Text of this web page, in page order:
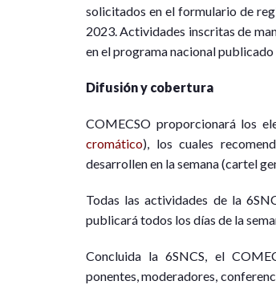
solicitados en el formulario de
2023. Actividades inscritas de
en el programa nacional
Difusión y cobertura
COMECSO proporcionará los
cromático), los cuales
desarrollen en la semana (cartel
Todas las actividades de la
publicará todos los días de la
Concluida la 6SNCS, el
ponentes, moderadores,